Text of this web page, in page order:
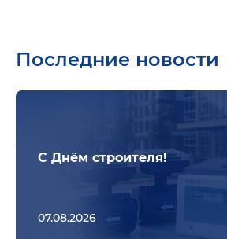
Последние новости
С Днём строителя!
07.08.2026